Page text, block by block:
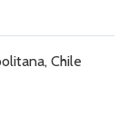
Chile